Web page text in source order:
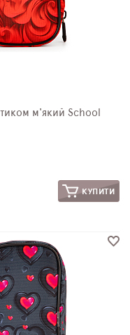
м'який School
КУПИТИ